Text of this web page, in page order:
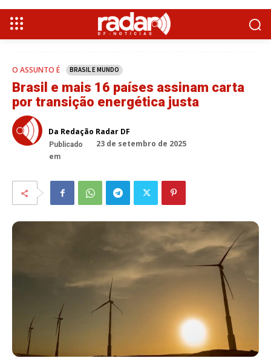
O ASSUNTO É BRASIL E MUNDO
Brasil e mais 16 países assinam carta
por transição energética justa
Da Redação Radar DF
Publicado
em
23 de setembro de 2025